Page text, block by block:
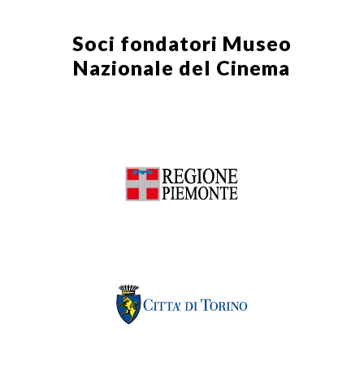
Soci fondatori Museo
Nazionale del Cinema